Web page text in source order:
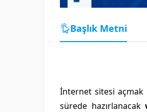
Başlık Metni
İnternet sitesi açmak
sürede hazırlanacak